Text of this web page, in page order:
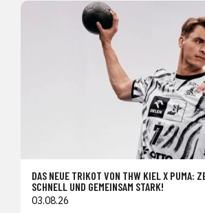
DAS NEUE TRIKOT VON THW KIEL X PUMA:
SCHNELL UND GEMEINSAM STARK!
03.08.26